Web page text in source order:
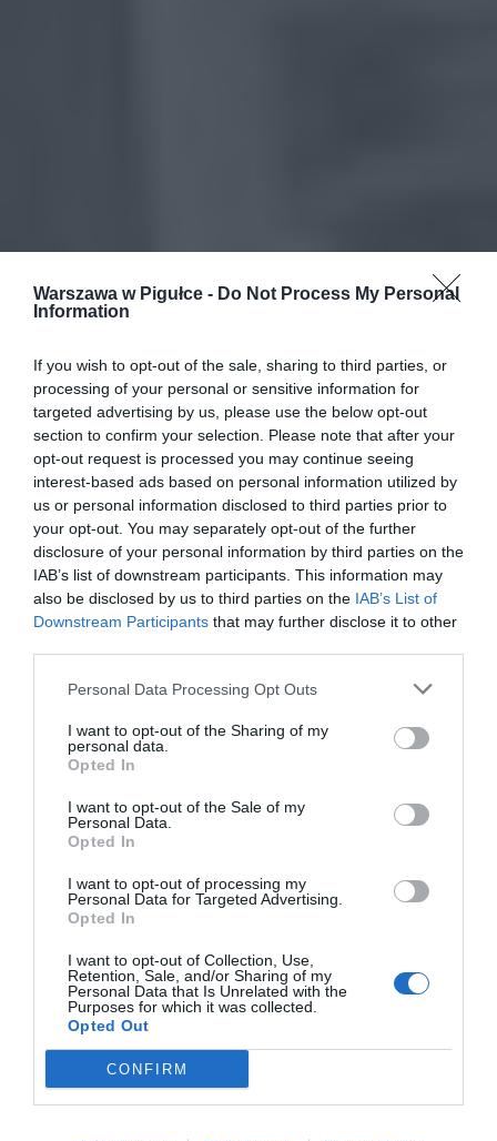
Warszawa w Pigułce - Do Not Process My Personal
Information
If you wish to opt-out of the sale, sharing to third parties, or
processing of your personal or sensitive information for
targeted advertising by us, please use the below opt-out
section to confirm your selection. Please note that after your
opt-out request is processed you may continue seeing
interest-based ads based on personal information utilized by
us or personal information disclosed to third parties prior to
your opt-out. You may separately opt-out of the further
disclosure of your personal information by third parties on the
IAB’s list of downstream participants. This information may
also be disclosed by us to third parties on the IAB’s List of
Downstream Participants that may further disclose it to other
Personal Data Processing Opt Outs
I want to opt-out of the Sharing of my
personal data.
Opted In
I want to opt-out of the Sale of my
Personal Data.
Opted In
I want to opt-out of processing my
Personal Data for Targeted Advertising.
Opted In
I want to opt-out of Collection, Use,
Retention, Sale, and/or Sharing of my
Personal Data that Is Unrelated with the
Purposes for which it was collected.
Opted Out
CONFIRM